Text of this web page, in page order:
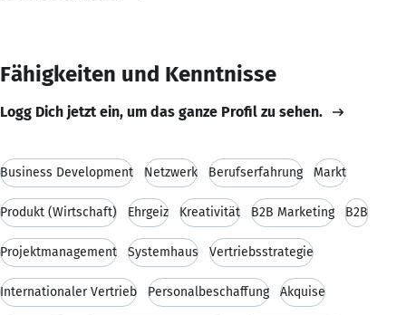
Fähigkeiten und Kenntnisse
Logg Dich jetzt ein, um das ganze Profil zu sehen.
Business Development Netzwerk Berufserfahrung Markt
Produkt (Wirtschaft) Ehrgeiz Kreativität B2B Marketing B2B
Projektmanagement Systemhaus Vertriebsstrategie
Internationaler Vertrieb Personalbeschaffung Akquise